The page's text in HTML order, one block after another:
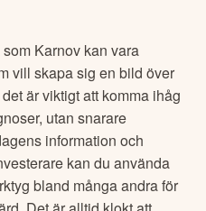
Karnov kan vara
vill skapa sig en bild över
är viktigt att komma ihåg
utan snarare
information och
kan du använda
bland många andra för